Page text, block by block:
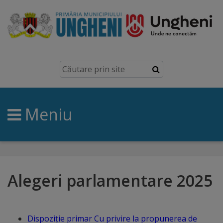
Ungheni
Prezentare
generală
Simbolurile
brand
înfrățite
Meniu
Alegeri parlamentare 2025
Dispoziție primar Cu privire la propunerea de